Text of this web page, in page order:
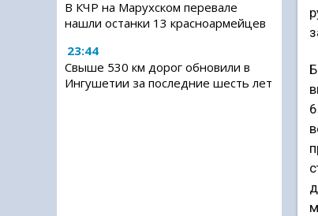
В КЧР на Марухском перевале
нашли останки 13 красноармейцев
23:44
Свыше 530 км дорог обновили в
Ингушетии за последние шесть лет